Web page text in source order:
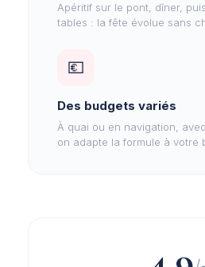
Apéritif sur le pont, dîner,
tables : la fête évolue sans
💶
Des budgets variés
À quai ou en navigation,
on adapte la formule à votre